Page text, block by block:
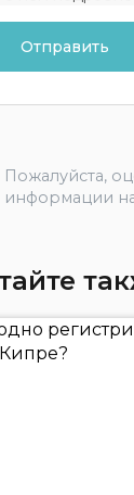
Пожалуйста,
информации